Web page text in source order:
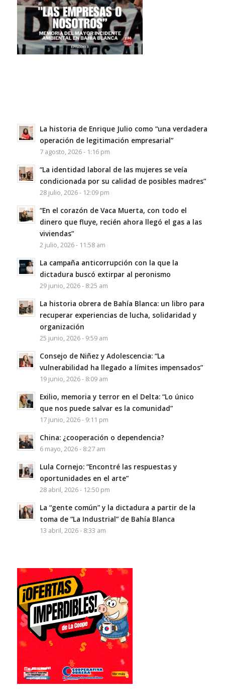
La historia de Enrique Julio como “una verdadera
operación de legitimación empresarial”
7 agosto, 2026 - 1:16 pm
“La identidad laboral de las mujeres se veía
condicionada por su calidad de posibles madres”
28 julio, 2026 - 12:09 pm
“En el corazón de Vaca Muerta, con todo el
dinero que fluye, recién ahora llegó el gas a las
viviendas”
2 julio, 2026 - 11:58 am
La campaña anticorrupción con la que la
dictadura buscó extirpar al peronismo
29 junio, 2026 - 8:25 am
La historia obrera de Bahía Blanca: un libro para
recuperar experiencias de lucha, solidaridad y
organización
25 junio, 2026 - 9:59 am
Consejo de Niñez y Adolescencia: “La
vulnerabilidad ha llegado a límites impensados”
19 junio, 2026 - 8:09 am
Exilio, memoria y terror en el Delta: “Lo único
que nos puede salvar es la comunidad”
17 junio, 2026 - 9:11 pm
China: ¿cooperación o dependencia?
6 mayo, 2026 - 8:27 am
Lula Cornejo: “Encontré las respuestas y
oportunidades en el arte”
28 abril, 2026 - 12:50 pm
La “gente común” y la dictadura a partir de la
toma de “La Industrial” de Bahía Blanca
13 abril, 2026 - 8:33 am